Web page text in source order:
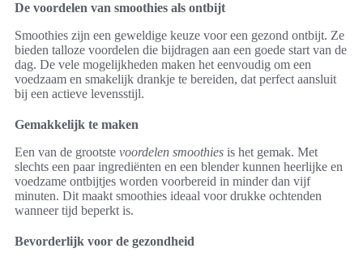
De voordelen van smoothies als ontbijt
Smoothies zijn een geweldige keuze voor een gezond ontbijt. Ze
bieden talloze voordelen die bijdragen aan een goede start van de
dag. De vele mogelijkheden maken het eenvoudig om een
voedzaam en smakelijk drankje te bereiden, dat perfect aansluit
bij een actieve levensstijl.
Gemakkelijk te maken
Een van de grootste voordelen smoothies is het gemak. Met
slechts een paar ingrediënten en een blender kunnen heerlijke en
voedzame ontbijtjes worden voorbereid in minder dan vijf
minuten. Dit maakt smoothies ideaal voor drukke ochtenden
wanneer tijd beperkt is.
Bevorderlijk voor de gezondheid